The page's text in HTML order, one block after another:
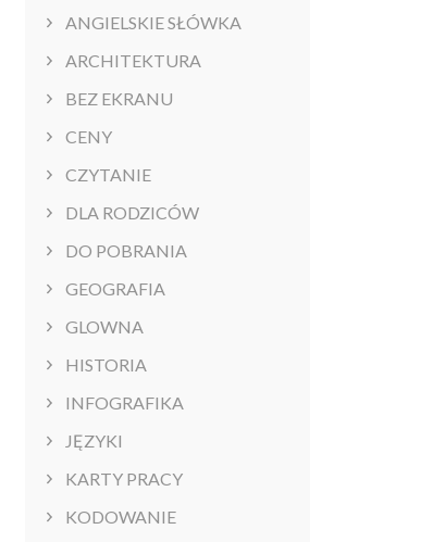
ANGIELSKIE SŁÓWKA
ARCHITEKTURA
BEZ EKRANU
CENY
CZYTANIE
DLA RODZICÓW
DO POBRANIA
GEOGRAFIA
GLOWNA
HISTORIA
INFOGRAFIKA
JĘZYKI
KARTY PRACY
KODOWANIE